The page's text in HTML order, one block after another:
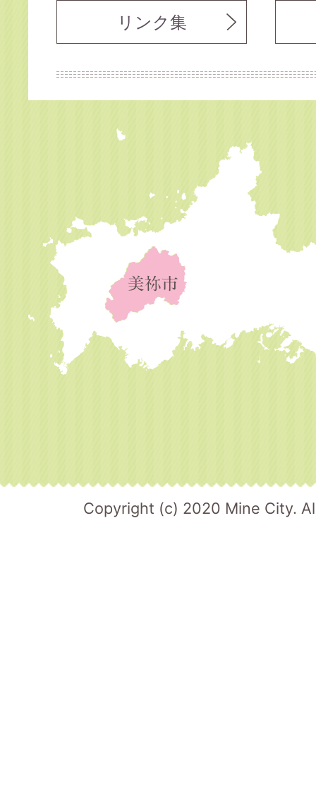
リンク集
Copyright (c) 2020 Mine City.